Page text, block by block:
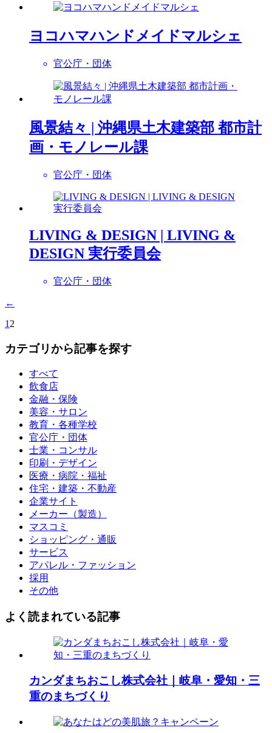
ヨコハマハンドメイドマルシェ
官公庁・団体
風景結々 | 沖縄県土木建築部 都市計
画・モノレール課
官公庁・団体
LIVING & DESIGN | LIVING &
DESIGN 実行委員会
官公庁・団体
←
1 2
カテゴリから記事を探す
すべて
飲食店
金融・保険
美容・サロン
教育・各種学校
官公庁・団体
士業・コンサル
印刷・デザイン
医療・病院・福祉
住宅・建築・不動産
企業サイト
メーカー（製造）
マスコミ
ショッピング・通販
サービス
アパレル・ファッション
採用
その他
よく読まれている記事
カンダまちおこし株式会社｜岐阜・愛知・三
重のまちづくり